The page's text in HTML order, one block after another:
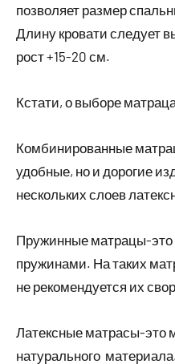
позволяет размер
Длину кровати следует
рост +15-20 см.
Кстати, о выборе
Комбинированные
удобные, но и дорогие
нескольких слоев
Пружинные матрацы-
пружинами. На таких
не рекомендуется их
Латексные матрасы-это
натурального